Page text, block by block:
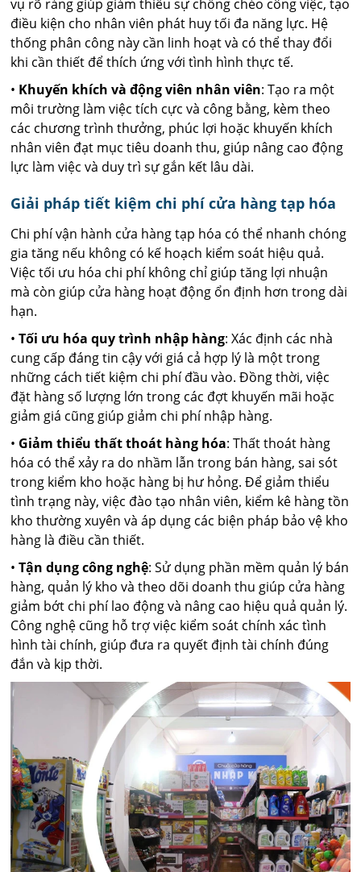
vụ rõ ràng giúp giảm thiểu sự chồng chéo công việc, tạo
điều kiện cho nhân viên phát huy tối đa năng lực. Hệ
thống phân công này cần linh hoạt và có thể thay đổi
khi cần thiết để thích ứng với tình hình thực tế.
• Khuyến khích và động viên nhân viên: Tạo ra một
môi trường làm việc tích cực và công bằng, kèm theo
các chương trình thưởng, phúc lợi hoặc khuyến khích
nhân viên đạt mục tiêu doanh thu, giúp nâng cao động
lực làm việc và duy trì sự gắn kết lâu dài.
Giải pháp tiết kiệm chi phí cửa hàng tạp hóa
Chi phí vận hành cửa hàng tạp hóa có thể nhanh chóng
gia tăng nếu không có kế hoạch kiểm soát hiệu quả.
Việc tối ưu hóa chi phí không chỉ giúp tăng lợi nhuận
mà còn giúp cửa hàng hoạt động ổn định hơn trong dài
hạn.
•Tối ưu hóa quy trình nhập hàng: Xác định các nhà
cung cấp đáng tin cậy với giá cả hợp lý là một trong
những cách tiết kiệm chi phí đầu vào. Đồng thời, việc
đặt hàng số lượng lớn trong các đợt khuyến mãi hoặc
giảm giá cũng giúp giảm chi phí nhập hàng.
• Giảm thiểu thất thoát hàng hóa: Thất thoát hàng
hóa có thể xảy ra do nhầm lẫn trong bán hàng, sai sót
trong kiểm kho hoặc hàng bị hư hỏng. Để giảm thiểu
tình trạng này, việc đào tạo nhân viên, kiểm kê hàng tồn
kho thường xuyên và áp dụng các biện pháp bảo vệ kho
hàng là điều cần thiết.
•Tận dụng công nghệ: Sử dụng phần mềm quản lý bán
hàng, quản lý kho và theo dõi doanh thu giúp cửa hàng
giảm bớt chi phí lao động và nâng cao hiệu quả quản lý.
Công nghệ cũng hỗ trợ việc kiểm soát chính xác tình
hình tài chính, giúp đưa ra quyết định tài chính đúng
đắn và kịp thời.